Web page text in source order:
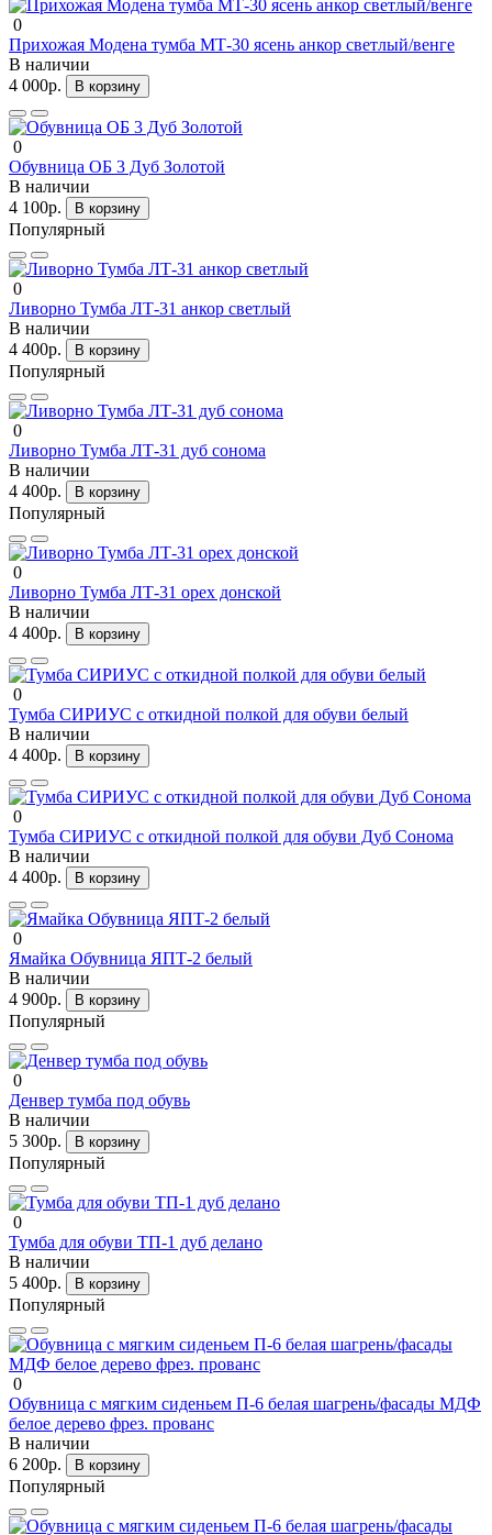
0
Прихожая Модена тумба МТ-30 ясень анкор светлый/венге
В наличии
4 000р.
В корзину
0
Обувница ОБ 3 Дуб Золотой
В наличии
4 100р.
В корзину
Популярный
0
Ливорно Тумба ЛТ-31 анкор светлый
В наличии
4 400р.
В корзину
Популярный
0
Ливорно Тумба ЛТ-31 дуб сонома
В наличии
4 400р.
В корзину
Популярный
0
Ливорно Тумба ЛТ-31 орех донской
В наличии
4 400р.
В корзину
0
Тумба СИРИУС с откидной полкой для обуви белый
В наличии
4 400р.
В корзину
0
Тумба СИРИУС с откидной полкой для обуви Дуб Сонома
В наличии
4 400р.
В корзину
0
Ямайка Обувница ЯПТ-2 белый
В наличии
4 900р.
В корзину
Популярный
0
Денвер тумба под обувь
В наличии
5 300р.
В корзину
Популярный
0
Тумба для обуви ТП-1 дуб делано
В наличии
5 400р.
В корзину
Популярный
0
Обувница с мягким сиденьем П-6 белая шагрень/фасады МДФ
белое дерево фрез. прованс
В наличии
6 200р.
В корзину
Популярный